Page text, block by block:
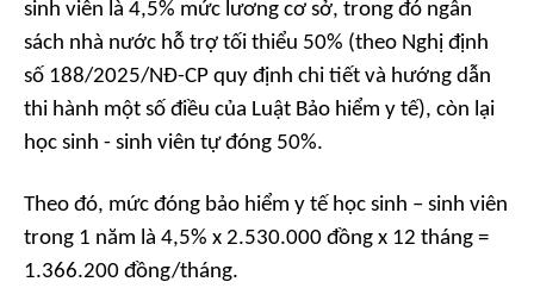
sinh viên là 4,5% mức lương cơ sở, trong đó ngân
sách nhà nước hỗ trợ tối thiểu 50% (theo Nghị định
số 188/2025/NĐ-CP quy định chi tiết và hướng dẫn
thi hành một số điều của Luật Bảo hiểm y tế), còn lại
học sinh - sinh viên tự đóng 50%.
Theo đó, mức đóng bảo hiểm y tế học sinh – sinh viên
trong 1 năm là 4,5% x 2.530.000 đồng x 12 tháng =
1.366.200 đồng/tháng.